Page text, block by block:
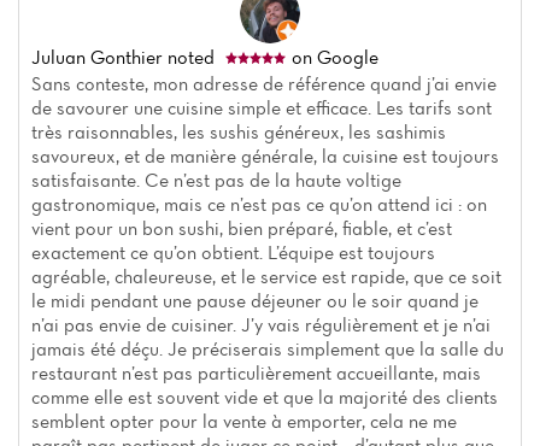
Juluan Gonthier noted
on Google
Sans conteste, mon adresse de référence quand j’ai envie
de savourer une cuisine simple et efficace. Les tarifs sont
très raisonnables, les sushis généreux, les sashimis
savoureux, et de manière générale, la cuisine est toujours
satisfaisante. Ce n’est pas de la haute voltige
gastronomique, mais ce n’est pas ce qu’on attend ici : on
vient pour un bon sushi, bien préparé, fiable, et c’est
exactement ce qu’on obtient. L’équipe est toujours
agréable, chaleureuse, et le service est rapide, que ce soit
le midi pendant une pause déjeuner ou le soir quand je
n’ai pas envie de cuisiner. J’y vais régulièrement et je n’ai
jamais été déçu. Je préciserais simplement que la salle du
restaurant n’est pas particulièrement accueillante, mais
comme elle est souvent vide et que la majorité des clients
semblent opter pour la vente à emporter, cela ne me
News
Menu
Reviews